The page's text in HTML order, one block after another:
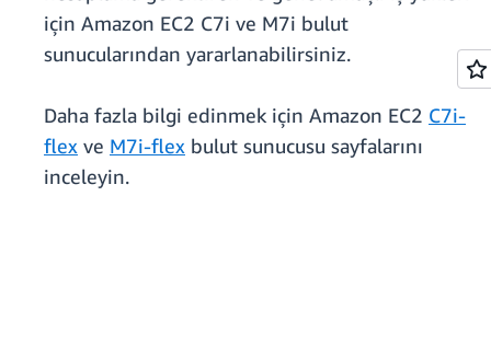
için Amazon EC2 C7i ve M7i bulut
sunucularından yararlanabilirsiniz.
Daha fazla bilgi edinmek için Amazon EC2 C7i-
flex ve M7i-flex bulut sunucusu sayfalarını
inceleyin.